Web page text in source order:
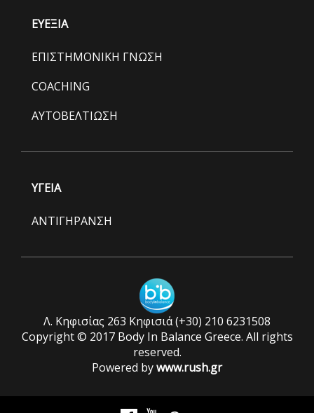
ΕΥΕΞΙΑ
ΕΠΙΣΤΗΜΟΝΙΚΗ ΓΝΩΣΗ
COACHING
ΑΥΤΟΒΕΛΤΙΩΣΗ
ΥΓΕΙΑ
ΑΝΤΙΓΗΡΑΝΣΗ
Λ. Κηφισίας 263 Κηφισιά (+30) 210 6231508
Copyright © 2017 Body In Balance Greece. All rights
reserved.
Powered bywww.rush.gr